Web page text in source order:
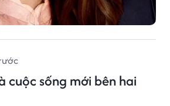
cuộc sống mới bên hai